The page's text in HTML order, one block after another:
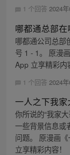
1 个回答 2024
哪都通总部在
哪都通公司总部
号 1 - 1。 原漫
App 立享精彩内
1 个回答 2024
一人之下我
你所说的“我家
一些背景信息或
问题。 原漫画
立享精彩内容！